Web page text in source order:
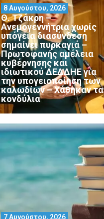
Θ. Τζάκρη –
Ανεμογεννήτρια χωρίς
υπόγεια διασύνδεση
σημαίνει πυρκαγιά –
Πρωτοφανής αμέλεια
κυβέρνησης και
ιδιωτικού ΔΕΔΔΗΕ για
την υπογειοποίηση των
καλωδίων – Χάθηκαν τα
κονδύλια
8 Αυγούστου, 2026
7 Αυγούστου, 2026